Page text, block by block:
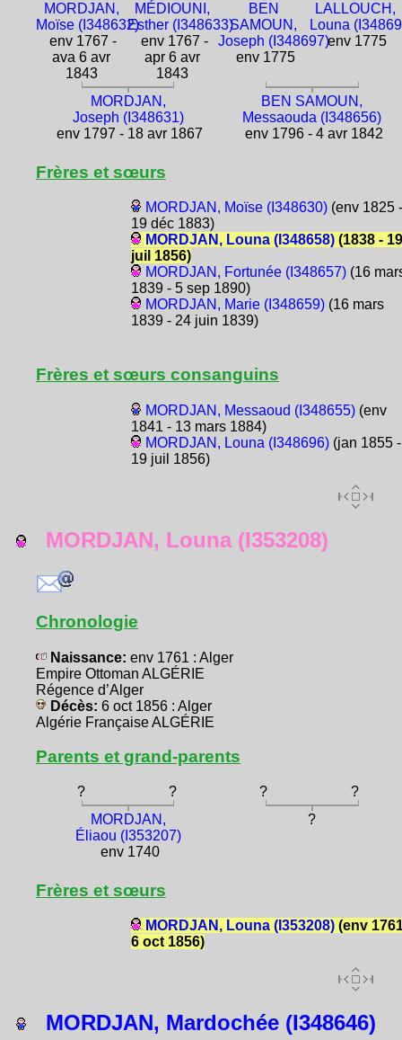
MORDJAN,
Moïse (I348632)
env 1767 -
ava 6 avr
1843
MÉDIOUNI,
Esther (I348633)
env 1767 -
apr 6 avr
1843
BEN
SAMOUN,
Joseph (I348697)
env 1775
LALLOUCH,
Louna
env 1775
MORDJAN,
Joseph (I348631)
env 1797 - 18 avr 1867
BEN SAMOUN,
Messaouda (I348656)
env 1796 - 4 avr 1842
Frères et sœurs
MORDJAN, Moïse (I348630)(env 1825 -
19 déc 1883)
MORDJAN, Louna (I348658)(1838 - 19
juil 1856)
MORDJAN, Fortunée (I348657)(16
1839 - 5 sep 1890)
MORDJAN, Marie (I348659)(16 mars
1839 - 24 juin 1839)
Frères et sœurs consanguins
MORDJAN, Messaoud (I348655)(env
1841 - 13 mars 1884)
MORDJAN, Louna (I348696)(jan 1855 -
19 juil 1856)
MORDJAN, Louna (I353208)
Chronologie
Naissance: env 1761 : Alger
Empire Ottoman ALGÉRIE
Régence d’Alger
Décès: 6 oct 1856 : Alger
Algérie Française ALGÉRIE
Parents et grand-parents
? ? ?
?
MORDJAN,
Éliaou (I353207)
env 1740
?
Frères et sœurs
MORDJAN, Louna (I353208)(env
6 oct 1856)
MORDJAN, Mardochée (I348646)